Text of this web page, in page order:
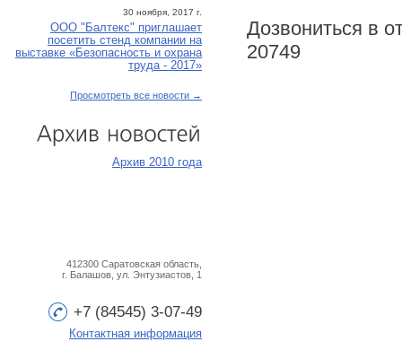
30 ноября, 2017 г.
ООО "Балтекс" приглашает
посетить стенд компании на
выставке «Безопасность и охрана
труда - 2017»
Просмотреть все новости →
Архив 2010 года
412300 Саратовская область,
г. Балашов, ул. Энтузиастов, 1
+7 (84545) 3-07-49
Контактная информация
Дозвониться в
20749